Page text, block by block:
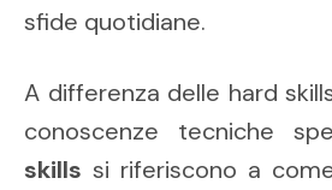
sfide quotidiane.
A differenza delle hard
conoscenze tecniche
skills si riferiscono a